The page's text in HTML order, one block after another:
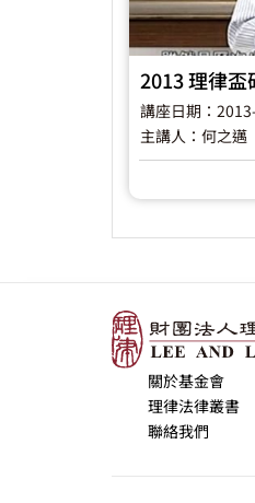
講座日期：
主講人：何之邁
關於基金會
理律法律叢書
聯絡我們